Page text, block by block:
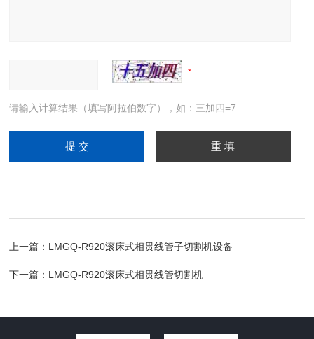
请输入计算结果（填写阿拉伯数字），如：三加四=7
上一篇： LMGQ-R920滚床式相贯线管子切割机设备
下一篇： LMGQ-R920滚床式相贯线管切割机